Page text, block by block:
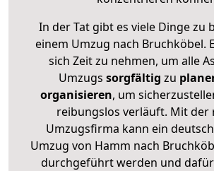
In der Tat gibt es viele Dinge zu
einem Umzug nach Bruchköbel.
sich Zeit zu nehmen, um alle
Umzugs sorgfältig zu
organisieren, um
reibungslos verläuft. Mit der
Umzugsfirma kann ein
Umzug von Hamm nach
durchgeführt werden und